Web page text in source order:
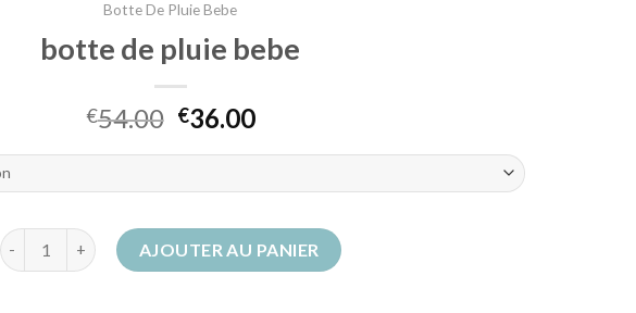
Botte De Pluie Bebe
botte de pluie bebe
€54.00 €36.00
quantité de botte de pluie bebeAJOUTER AU PANIER